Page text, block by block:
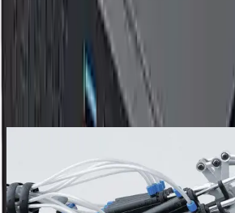
Ayın popüler yazıları